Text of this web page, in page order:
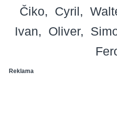
Čiko
Cyril
Ivan
Oliver
Reklama